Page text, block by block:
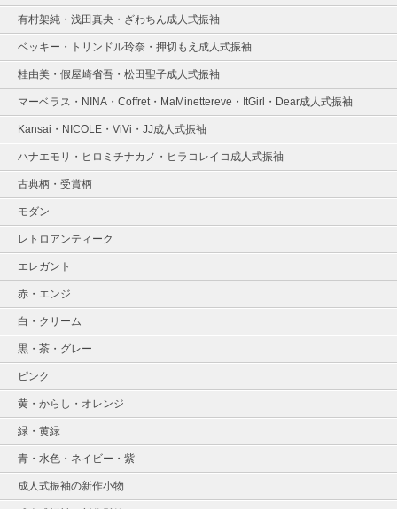
有村架純・浅田真央・ざわちん成人式振袖
ベッキー・トリンドル玲奈・押切もえ成人式振袖
桂由美・假屋崎省吾・松田聖子成人式振袖
マーベラス・NINA・Coffret・MaMinettereve・ItGirl・Dear成人式振袖
Kansai・NICOLE・ViVi・JJ成人式振袖
ハナエモリ・ヒロミチナカノ・ヒラコレイコ成人式振袖
古典柄・受賞柄
モダン
レトロアンティーク
エレガント
赤・エンジ
白・クリーム
黒・茶・グレー
ピンク
黄・からし・オレンジ
緑・黄緑
青・水色・ネイビー・紫
成人式振袖の新作小物